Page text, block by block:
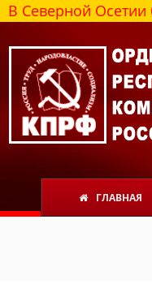
Осетии более
ГЛАВНАЯ